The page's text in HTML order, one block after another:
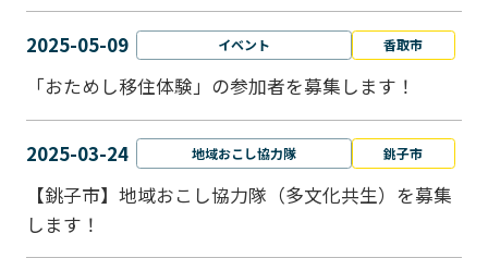
2025-05-09 イベント 香取市
「おためし移住体験」の参加者を募集します！
2025-03-24 地域おこし協力隊 銚子市
【銚子市】地域おこし協力隊（多文化共生）を募集
します！